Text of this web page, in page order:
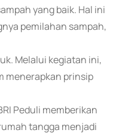
yang baik. Hal ini
pemilahan sampah,
Melalui kegiatan ini,
menerapkan prinsip
Peduli memberikan
tangga menjadi